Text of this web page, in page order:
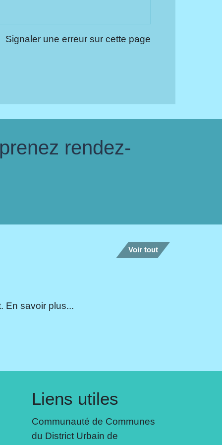
Signaler une erreur sur cette page
rendez-
Voir tout
En savoir plus...
Liens utiles
Communauté de Communes
du District Urbain de